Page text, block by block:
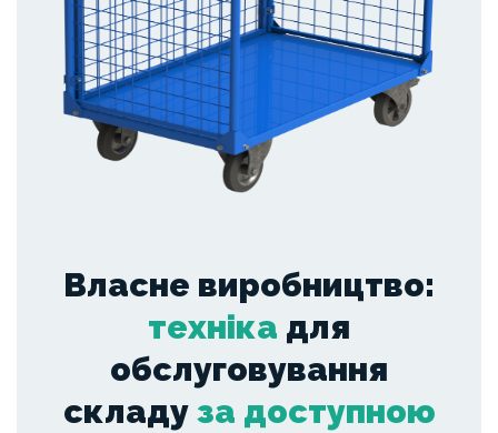
Власне виробництво:
техніка для
обслуговування
складу за доступною